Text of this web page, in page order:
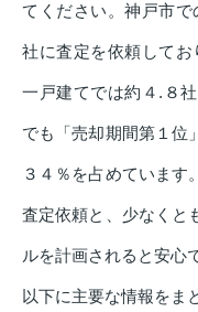
てください。神戸市で
社に査定を依頼してお
一戸建てでは約４.８
でも「売却期間第１位
３４％を占めています
査定依頼と、少なくと
ルを計画されると安心
以下に主要な情報をま